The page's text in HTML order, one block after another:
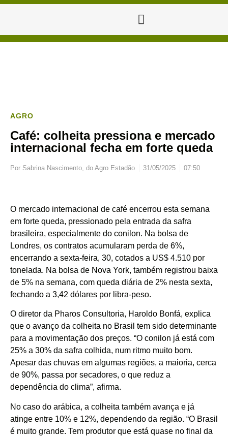
AGRO
Café: colheita pressiona e mercado
internacional fecha em forte queda
Por Sabrina Nascimento, do Agro Estadão 31/05/2025 07:50
O mercado internacional de café encerrou esta semana
em forte queda, pressionado pela entrada da safra
brasileira, especialmente do conilon. Na bolsa de
Londres, os contratos acumularam perda de 6%,
encerrando a sexta-feira, 30, cotados a US$ 4.510 por
tonelada. Na bolsa de Nova York, também registrou baixa
de 5% na semana, com queda diária de 2% nesta sexta,
fechando a 3,42 dólares por libra-peso.
O diretor da Pharos Consultoria, Haroldo Bonfá, explica
que o avanço da colheita no Brasil tem sido determinante
para a movimentação dos preços. “O conilon já está com
25% a 30% da safra colhida, num ritmo muito bom.
Apesar das chuvas em algumas regiões, a maioria, cerca
de 90%, passa por secadores, o que reduz a
dependência do clima”, afirma.
No caso do arábica, a colheita também avança e já
atinge entre 10% e 12%, dependendo da região. “O Brasil
é muito grande. Tem produtor que está quase no final da